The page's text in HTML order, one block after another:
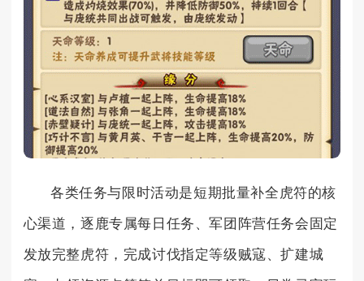
各类任务与限时活动是短期批量补全虎符的核
心渠道，逐鹿专属每日任务、军团阵营任务会固定
发放完整虎符，完成讨伐指定等级贼寇、扩建城